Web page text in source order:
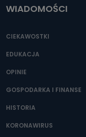
WIADOMOŚCI
CIEKAWOSTKI
EDUKACJA
OPINIE
GOSPODARKA I FINANSE
HISTORIA
KORONAWIRUS